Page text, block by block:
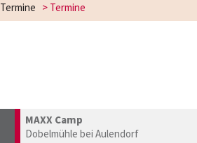
Termine >Termine
MAXX Camp
Dobelmühle bei Aulendorf